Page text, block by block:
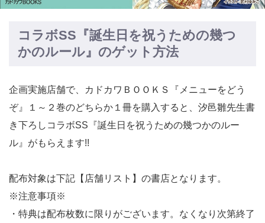
コラボSS『誕生日を祝うための幾つ
かのルール』のゲット方法
企画実施店舗で、カドカワＢＯＯＫＳ『メニューをどう
ぞ』１～２巻のどちらか１冊を購入すると、汐邑雛先生書
き下ろしコラボSS『誕生日を祝うための幾つかのルー
ル』がもらえます!!
配布対象は下記【店舗リスト】の書店となります。
※注意事項※
・特典は配布枚数に限りがございます。なくなり次第終了